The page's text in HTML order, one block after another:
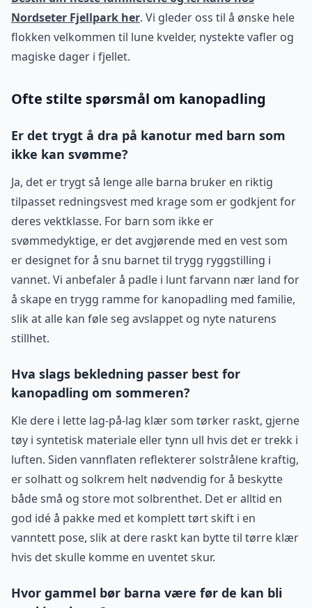
Nordseter Fjellpark her. Vi gleder oss til å ønske hele
flokken velkommen til lune kvelder, nystekte vafler og
magiske dager i fjellet.
Ofte stilte spørsmål om kanopadling
Er det trygt å dra på kanotur med barn som
ikke kan svømme?
Ja, det er trygt så lenge alle barna bruker en riktig
tilpasset redningsvest med krage som er godkjent for
deres vektklasse. For barn som ikke er
svømmedyktige, er det avgjørende med en vest som
er designet for å snu barnet til trygg ryggstilling i
vannet. Vi anbefaler å padle i lunt farvann nær land for
å skape en trygg ramme for kanopadling med familie,
slik at alle kan føle seg avslappet og nyte naturens
stillhet.
Hva slags bekledning passer best for
kanopadling om sommeren?
Kle dere i lette lag-på-lag klær som tørker raskt, gjerne
tøy i syntetisk materiale eller tynn ull hvis det er trekk i
luften. Siden vannflaten reflekterer solstrålene kraftig,
er solhatt og solkrem helt nødvendig for å beskytte
både små og store mot solbrenthet. Det er alltid en
god idé å pakke med et komplett tørt skift i en
vanntett pose, slik at dere raskt kan bytte til tørre klær
hvis det skulle komme en uventet skur.
Hvor gammel bør barna være før de kan bli